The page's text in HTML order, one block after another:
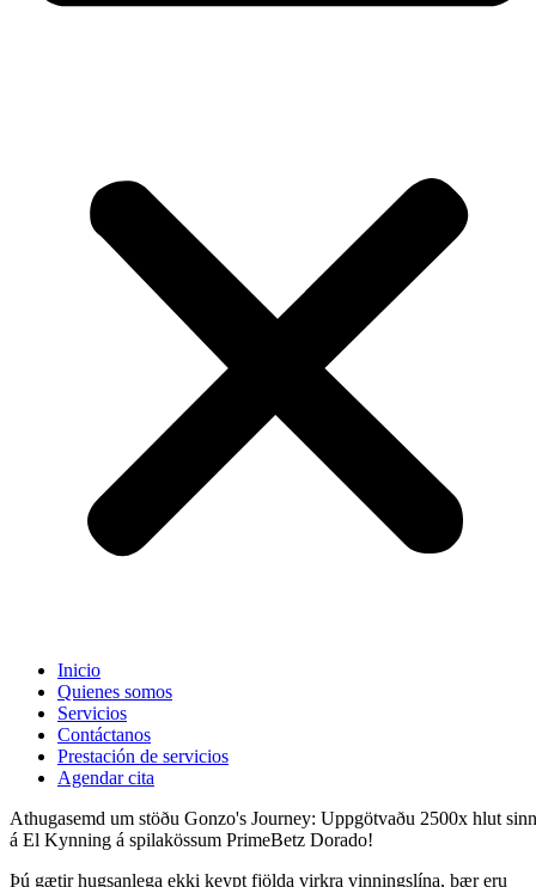
Inicio
Quienes somos
Servicios
Contáctanos
Prestación de servicios
Agendar cita
Athugasemd um stöðu Gonzo's Journey: Uppgötvaðu 2500x hlut sinn
á El Kynning á spilakössum PrimeBetz Dorado!
Þú gætir hugsanlega ekki keypt fjölda virkra vinningslína, þær eru